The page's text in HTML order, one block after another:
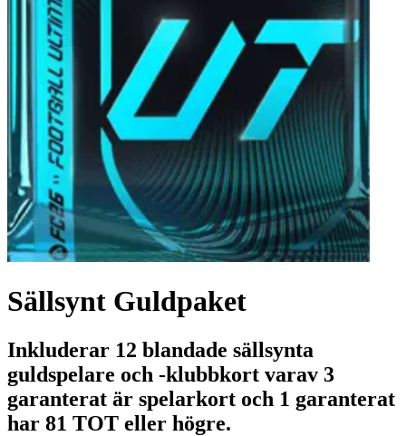
Sällsynt Guldpaket
Inkluderar 12 blandade sällsynta
guldspelare och -klubbkort varav 3
garanterat är spelarkort och 1 garanterat
har 81 TOT eller högre.